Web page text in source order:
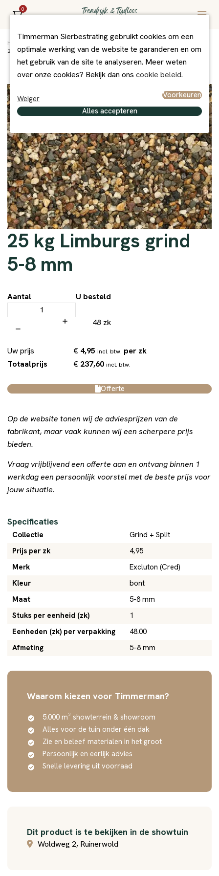
0
Home Grind/Split en Zand
25 kg Limburgs grind 5-8 mm
25 kg Limburgs grind
5-8 mm
Aantal U besteld
48 zk
Uw prijs € 4,95 incl. btw. per zk
Totaalprijs
€ 237,60 incl. btw.
Offerte
Op de website tonen wij de adviesprijzen van de
fabrikant, maar vaak kunnen wij een scherpere prijs
bieden.
Vraag vrijblijvend een offerte aan en ontvang binnen 1
werkdag een persoonlijk voorstel met de beste prijs voor
jouw situatie.
Specificaties
Collectie
Grind + Split
Prijs per zk
4,95
Merk
Excluton (Cred)
Kleur
bont
Maat
5-8 mm
Stuks per eenheid (zk)
1
Eenheden (zk) per verpakking
48.00
Afmeting
5–8 mm
Waarom kiezen voor Timmerman?
5.000 m² showterrein & showroom
Alles voor de tuin onder één dak
Zie en beleef materialen in het groot
Persoonlijk en eerlijk advies
Snelle levering uit voorraad
Dit product is te bekijken in de showtuin
Woldweg 2, Ruinerwold
Timmerman Sierbestrating gebruikt cookies om een
optimale werking van de website te garanderen en om
het gebruik van de site te analyseren. Meer weten
over onze cookies? Bekijk dan ons cookie beleid.
Weiger
Voorkeuren
Alles accepteren